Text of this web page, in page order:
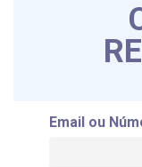
Email ou